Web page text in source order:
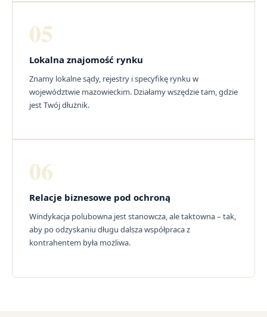
05
Lokalna znajomość rynku
Znamy lokalne sądy, rejestry i specyfikę rynku w
województwie mazowieckim. Działamy wszędzie tam, gdzie
jest Twój dłużnik.
06
Relacje biznesowe pod ochroną
Windykacja polubowna jest stanowcza, ale taktowna – tak,
aby po odzyskaniu długu dalsza współpraca z
kontrahentem była możliwa.